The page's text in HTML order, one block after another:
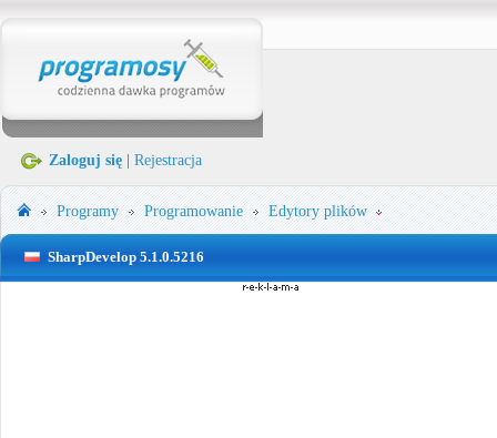
Zaloguj się Rejestracja
Programy Programowanie Edytory plików
SharpDevelop 5.1.0.5216